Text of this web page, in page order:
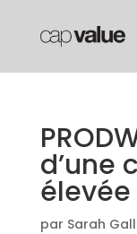
d’une
par Sarah